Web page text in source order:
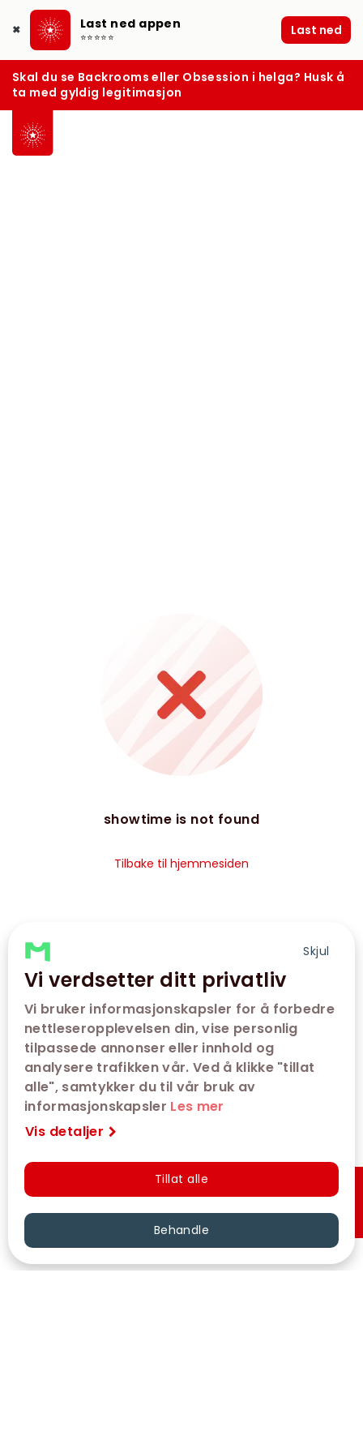
Skjul
Vi verdsetter ditt privatliv
Vi bruker informasjonskapsler for å forbedre
nettleseropplevelsen din, vise personlig
tilpassede annonser eller innhold og
analysere trafikken vår. Ved å klikke "tillat
alle", samtykker du til vår bruk av
informasjonskapsler Les mer
Vis detaljer
Tillat alle
Behandle
✖ Last ned appen
⭐⭐⭐⭐⭐ Last ned
Skal du se Backrooms eller Obsession i helga? Husk å
ta med gyldig legitimasjon
showtime is not found
Tilbake til hjemmesiden
Hurtigkjøp